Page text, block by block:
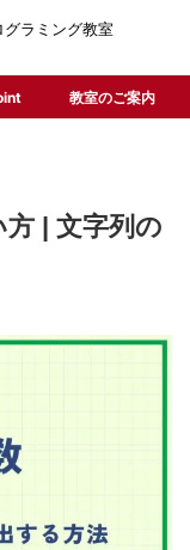
ラミング教室
教室のご案内
方 | 文字列の